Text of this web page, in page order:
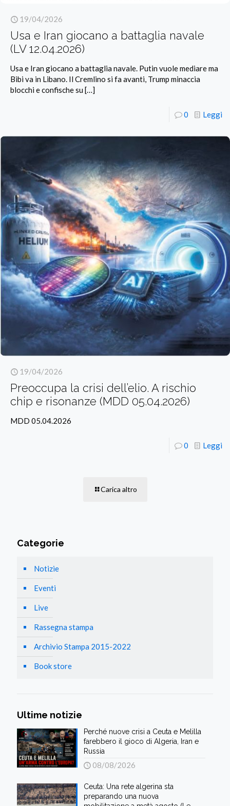
19/04/2026
Usa e Iran giocano a battaglia navale
(LV 12.04.2026)
Usa e Iran giocano a battaglia navale. Putin vuole mediare ma
Bibi va in Libano. Il Cremlino si fa avanti, Trump minaccia
blocchi e confische su[…]
0 Leggi
19/04/2026
Preoccupa la crisi dell’elio. A rischio
chip e risonanze (MDD 05.04.2026)
MDD 05.04.2026
0 Leggi
Carica altro
Categorie
Notizie
Eventi
Live
Rassegna stampa
Archivio Stampa 2015-2022
Book store
Ultime notizie
Perché nuove crisi a Ceuta e Melilla
farebbero il gioco di Algeria, Iran e
Russia
08/08/2026
Ceuta: Una rete algerina sta
preparando una nuova